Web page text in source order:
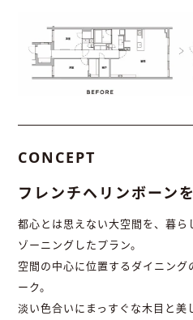
CONCEPT
フレンチヘリンボーン
都心とは思えない大空間を、暮ら
ゾーニングしたプラン。
空間の中心に位置するダイニン
ーク。
淡い色合いにまっすぐな木目と美